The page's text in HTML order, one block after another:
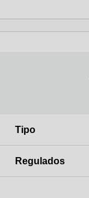
Tipo
Regulados